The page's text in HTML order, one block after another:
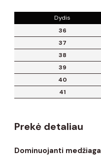
Dydis
36
37
38
39
40
41
Prekė detaliau
Dominuojanti medžiaga